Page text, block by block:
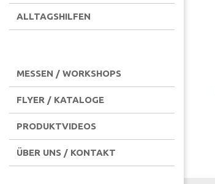
ALLTAGSHILFEN
MESSEN / WORKSHOPS
FLYER / KATALOGE
PRODUKTVIDEOS
ÜBER UNS / KONTAKT